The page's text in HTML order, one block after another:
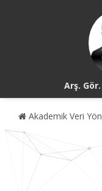
Arş. Gör.
Akademik Veri